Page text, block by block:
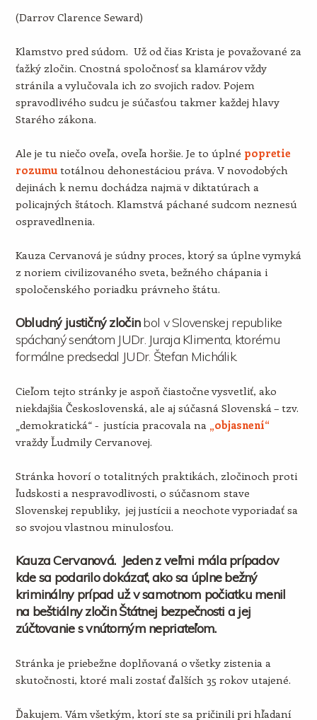
(Darrov Clarence Seward)
Klamstvo pred súdom. Už od čias Krista je považované za
ťažký zločin. Cnostná spoločnosť sa klamárov vždy
stránila a vylučovala ich zo svojich radov. Pojem
spravodlivého sudcu je súčasťou takmer každej hlavy
Starého zákona.
Ale je tu niečo oveľa, oveľa horšie. Je to úplné popretie
rozumutotálnou dehonestáciou práva. V novodobých
dejinách k nemu dochádza najmä v diktatúrach a
policajných štátoch. Klamstvá páchané sudcom neznesú
ospravedlnenia.
Kauza Cervanová je súdny proces, ktorý sa úplne vymyká
z noriem civilizovaného sveta, bežného chápania i
spoločenského poriadku právneho štátu.
Obludný justičný zločinbol v Slovenskej republike
spáchaný senátom JUDr. Juraja Klimenta, ktorému
formálne predsedal JUDr. Štefan Michálik.
Cieľom tejto stránky je aspoň čiastočne vysvetliť, ako
niekdajšia Československá, ale aj súčasná Slovenská – tzv.
„demokratická“ - justícia pracovala na „objasnení“
vraždy Ľudmily Cervanovej.
Stránka hovorí o totalitných praktikách, zločinoch proti
ľudskosti a nespravodlivosti, o súčasnom stave
Slovenskej republiky, jej justícii a neochote vyporiadať sa
so svojou vlastnou minulosťou.
Kauza Cervanová. Jeden z veľmi mála prípadov
kde sa podarilo dokázať, ako sa úplne bežný
kriminálny prípad už v samotnom počiatku menil
na beštiálny zločin Štátnej bezpečnosti a jej
zúčtovanie s vnútorným nepriateľom.
Stránka je priebežne doplňovaná o všetky zistenia a
skutočnosti, ktoré mali zostať ďalších 35 rokov utajené.
Ďakujem. Vám všetkým, ktorí ste sa pričinili pri hľadaní